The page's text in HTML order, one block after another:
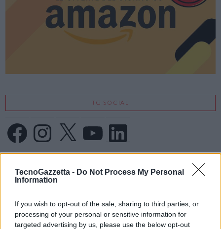
TecnoGazzetta - Do Not Process My Personal
Information
If you wish to opt-out of the sale, sharing to third parties, or
processing of your personal or sensitive information for
targeted advertising by us, please use the below opt-out
VIEW POST
TG SOCIAL
FacebookInstagram
X LinkedIn
IFA 2026